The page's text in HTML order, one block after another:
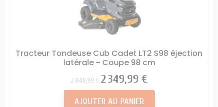
Tracteur Tondeuse Cub Cadet LT2 S98 éjection
latérale - Coupe 98 cm
Prix
2 849,99 € Prix
2 349,99 €
AJOUTER AU PANIER